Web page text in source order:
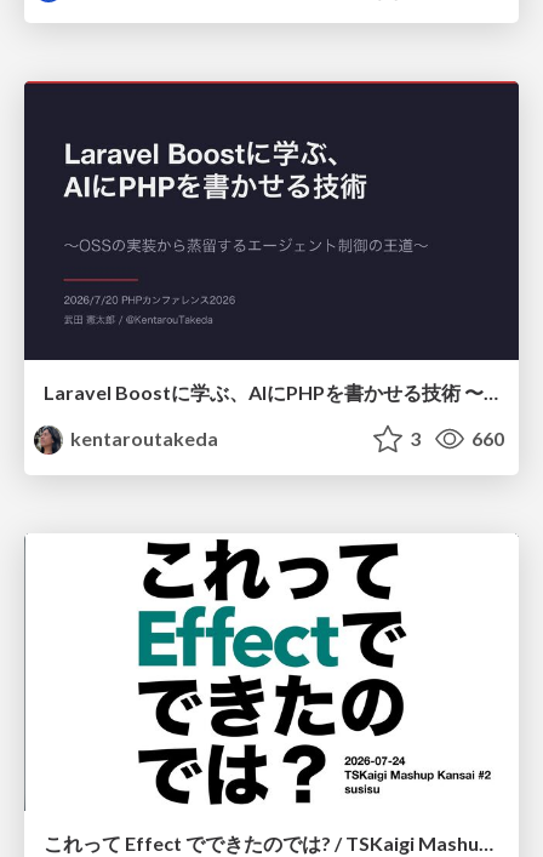
Laravel Boostに学ぶ、AIにPHPを書かせる技術 〜OSSの実装から蒸留するエージェント制御の王道〜
kentaroutakeda
3 660
これって Effect でできたのでは? / TSKaigi Mashup Kansai #2